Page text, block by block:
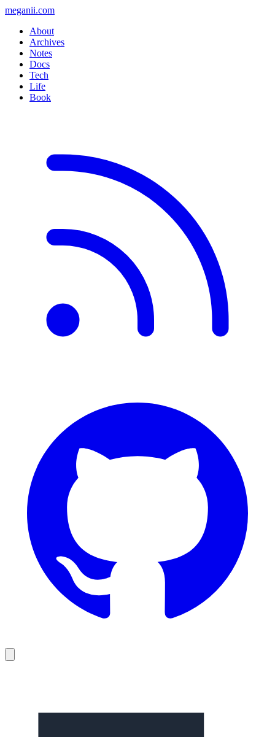
meganii.com
About
Archives
Notes
Docs
Tech
Life
Book